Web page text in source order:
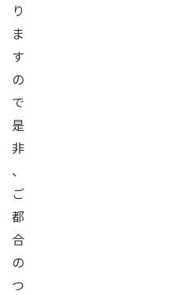
り
ま
す
の
で
是
非
、
ご
都
合
の
つ